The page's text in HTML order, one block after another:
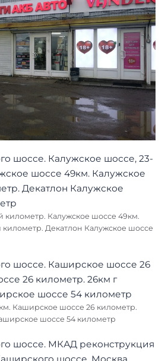
километр. Калужское шоссе 49км.
километр. Декатлон Калужское шоссе
Каширское шоссе 26 километр.
шоссе 54 километр